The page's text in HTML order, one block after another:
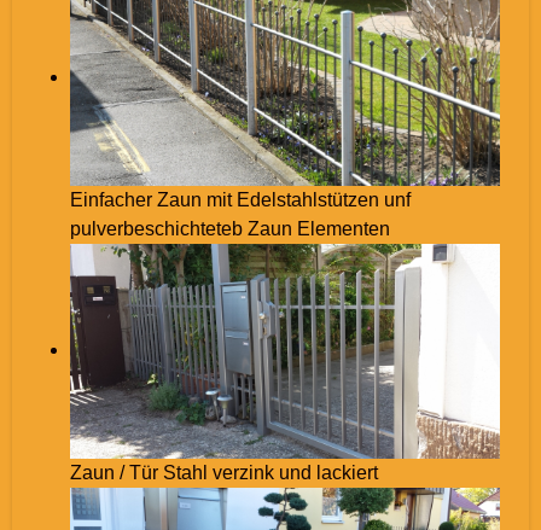
Einfacher Zaun mit Edelstahlstützen unf
pulverbeschichteteb Zaun Elementen
Zaun / Tür Stahl verzink und lackiert